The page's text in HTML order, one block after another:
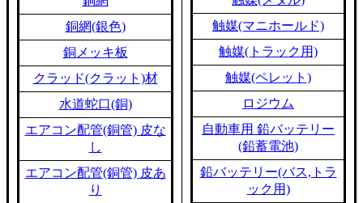
銅網(銀色)
銅メッキ板
クラッド(クラット)材
水道蛇口(銅)
エアコン配管(銅管) 皮な
し
エアコン配管(銅管) 皮あ
り
触媒(マニホールド)
触媒(トラック用)
触媒(ペレット)
ロジウム
自動車用 鉛バッテリー
(鉛蓄電池)
鉛バッテリー(バス,トラ
ック用)